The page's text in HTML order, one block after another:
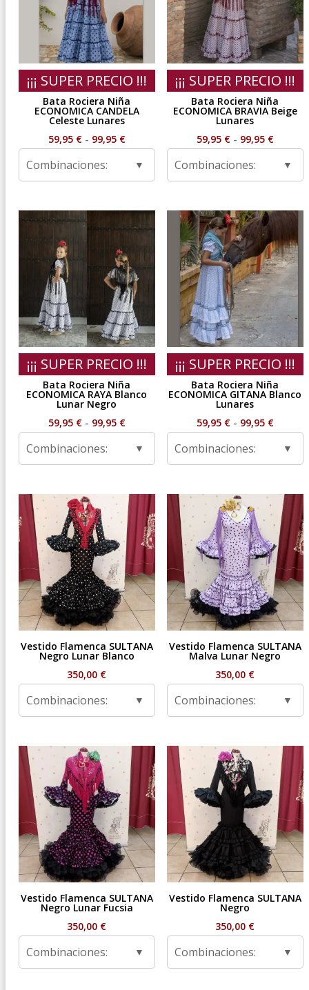
¡¡¡ SUPER PRECIO !!!
Bata Rociera Niña
ECONOMICA CANDELA
Celeste Lunares
59,95 € - 99,95 €Rango
59,95 €
hasta
99,95 €
Combinaciones:
¡¡¡ SUPER PRECIO !!!
Bata Rociera Niña
ECONOMICA BRAVIA Beige
Lunares
59,95 € - 99,95 €Rango
59,95 €
99,95 €
Combinaciones:
¡¡¡ SUPER PRECIO !!!
Bata Rociera Niña
ECONOMICA RAYA Blanco
Lunar Negro
59,95 € - 99,95 €Rango
59,95 €
hasta
99,95 €
Combinaciones:
¡¡¡ SUPER PRECIO !!!
Bata Rociera Niña
ECONOMICA GITANA Blanco
Lunares
59,95 € - 99,95 €Rango
59,95 €
hasta
99,95 €
Combinaciones:
Vestido Flamenca SULTANA
Negro Lunar Blanco
350,00 €
Combinaciones:
Vestido Flamenca SULTANA
Malva Lunar Negro
350,00 €
Combinaciones:
Vestido Flamenca SULTANA
Negro Lunar Fucsia
350,00 €
Combinaciones:
Vestido Flamenca SULTANA
Negro
350,00 €
Combinaciones: